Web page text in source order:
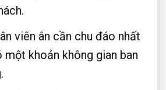
viên ân cần chu đáo nhất
một khoản không gian ban